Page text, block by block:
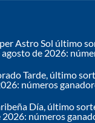
Astro Sol último
de 2026:
Tarde, último
números
Día, último
2026: números